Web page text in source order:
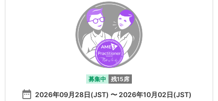
募集中 残15席
date_range 2026年09月28日(JST) 〜 2026年10月02日(JST)